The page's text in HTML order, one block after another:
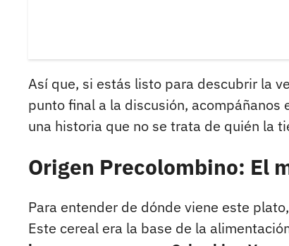
Así que, si estás listo para descubrir la
punto final a la discusión, acompáñanos
una historia que no se trata de quién la
Origen Precolombino: El
Para entender de dónde viene este
Este cereal era la base de la